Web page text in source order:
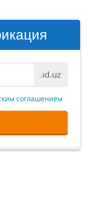
.id.uz
соглашением